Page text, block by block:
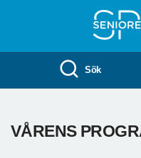
Sök
VÅRENS